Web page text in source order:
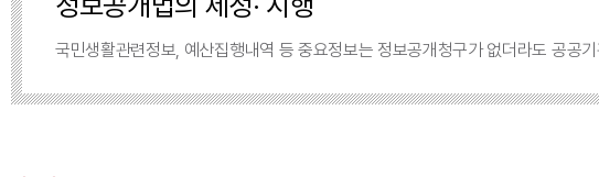
국민생활관련정보, 예산집행내역 등 중요정보는 정보공개청구가 없더라도 공공